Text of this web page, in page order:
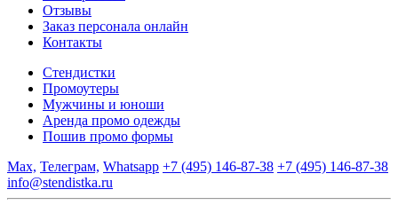
Отзывы
Заказ персонала онлайн
Контакты
Стендистки
Промоутеры
Мужчины и юноши
Аренда промо одежды
Пошив промо формы
Max, Телеграм, Whatsapp +7 (495) 146-87-38 +7 (495) 146-87-38
info@stendistka.ru